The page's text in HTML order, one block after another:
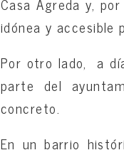
Casa Agreda y,
idónea y accesible
Por otro lado, a
parte del
concreto.
En un barrio